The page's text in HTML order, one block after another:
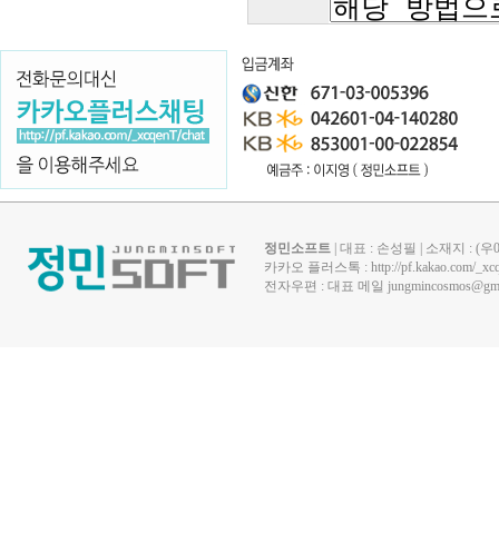
정민소프트 | 대표 : 손성필 | 소재지 : (
카카오 플러스톡 : http://pf.kakao.com/
전자우편 : 대표 메일